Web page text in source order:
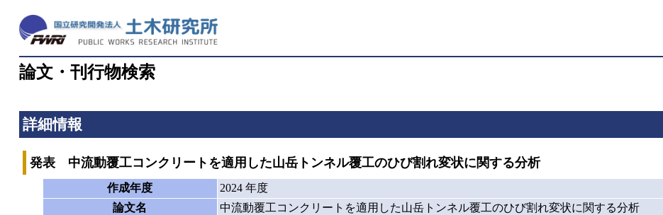
論文・刊行物検索
詳細情報
発表 中流動覆工コンクリートを適用した山岳トンネル覆工のひび割れ変状に関する分析
作成年度
2024 年度
論文名
中流動覆工コンクリートを適用した山岳トンネル覆工のひび割れ変状に関する分析